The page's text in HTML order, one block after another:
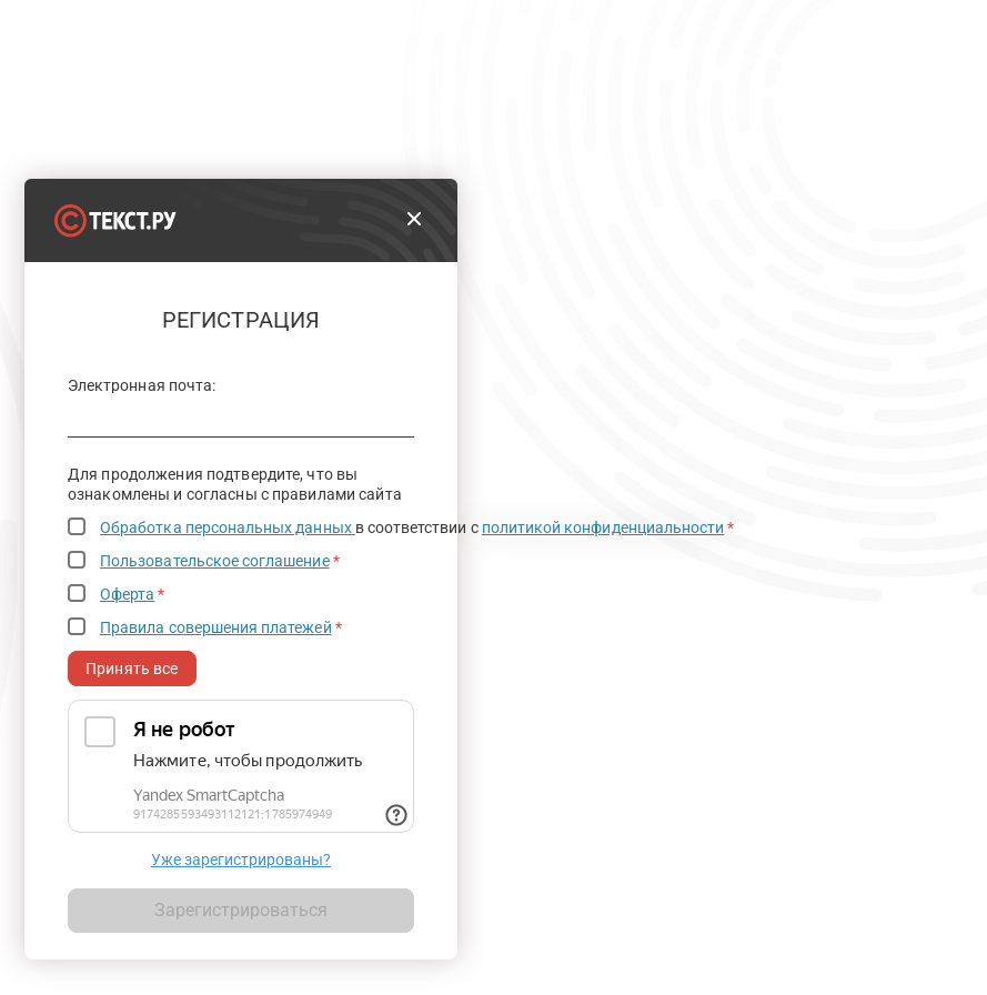
РЕГИСТРАЦИЯ
Электронная почта:
Для продолжения подтвердите, что вы
ознакомлены и согласны с правилами сайта
Обработка персональных данных в соответствии с политикой конфиденциальности *
Пользовательское соглашение *
Оферта *
Правила совершения платежей *
Принять все
Уже зарегистрированы?
Зарегистрироваться